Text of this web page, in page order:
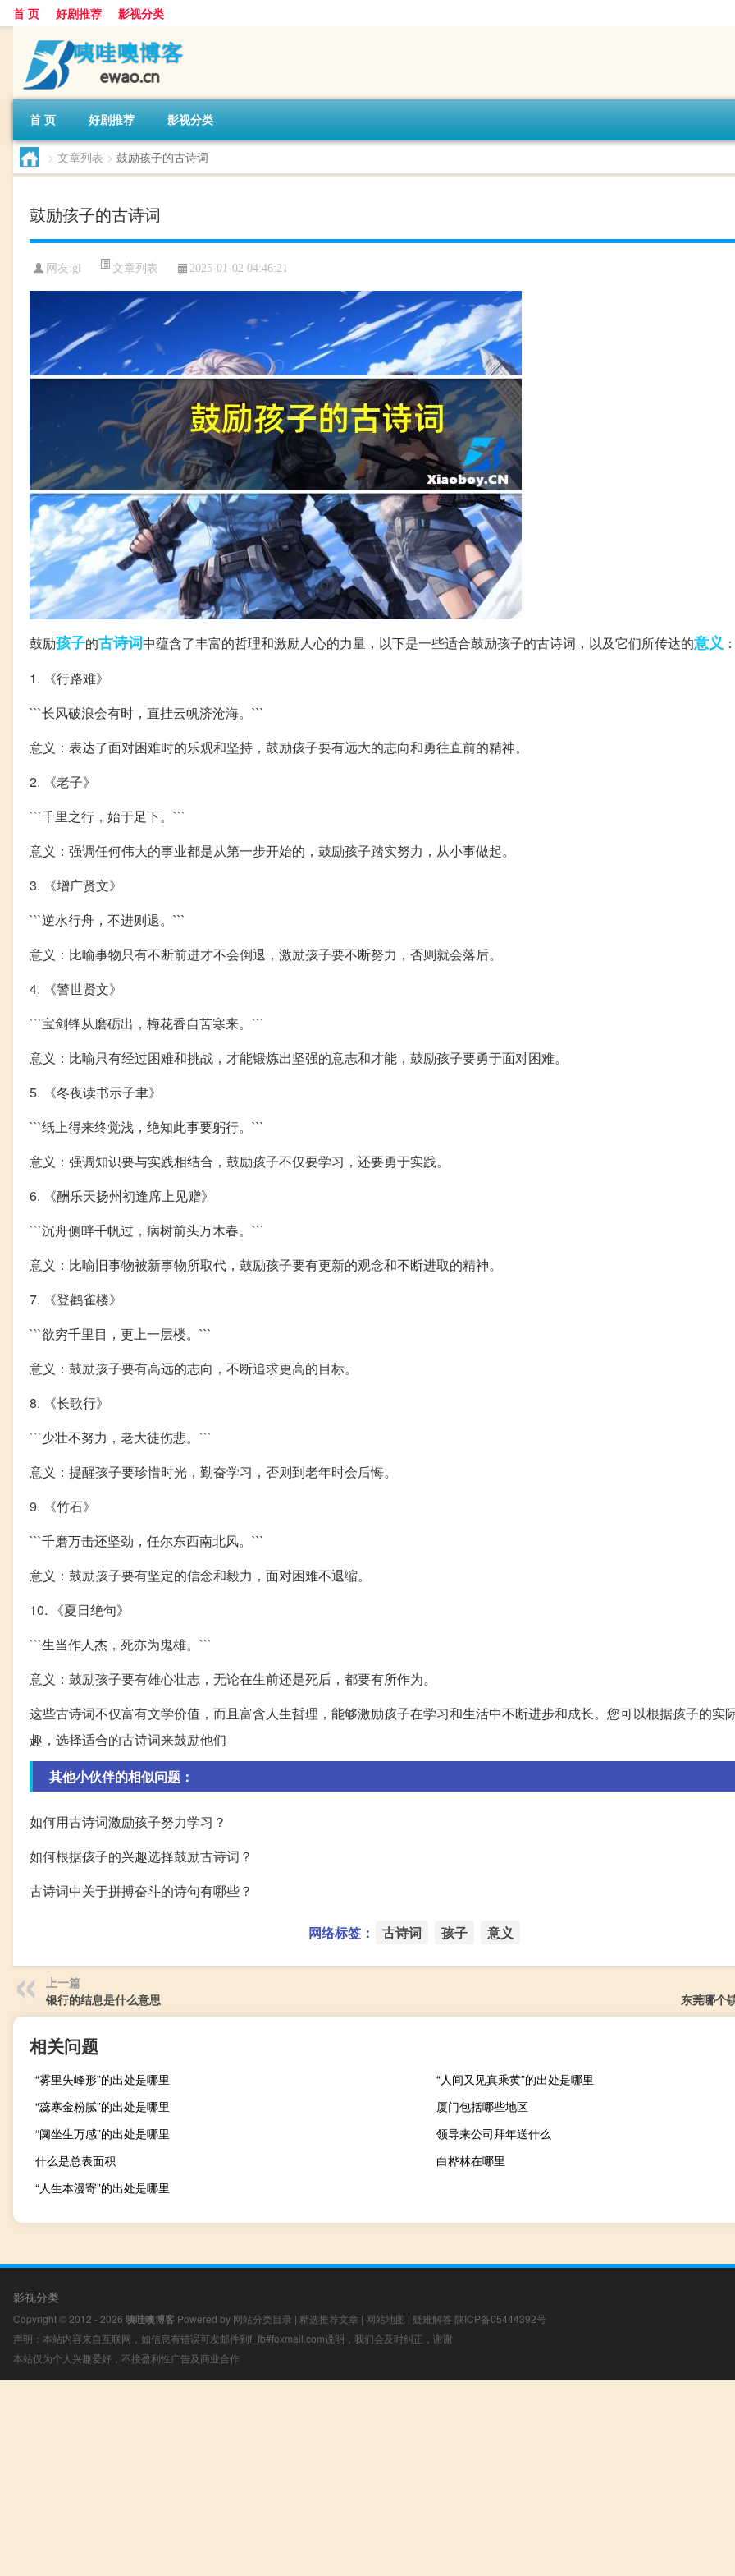
首 页 好剧推荐 影视分类
首 页 好剧推荐 影视分类
> 文章列表 > 鼓励孩子的古诗词
鼓励孩子的古诗词
网友:gl 文章列表 2025-01-02 04:46:21
鼓励孩子的古诗词中蕴含了丰富的哲理和激励人心的力量，以下是一些适合鼓励孩子的古诗词，以及它们所传达的意义
1. 《行路难》
```长风破浪会有时，直挂云帆济沧海。```
意义：表达了面对困难时的乐观和坚持，鼓励孩子要有远大的志向和勇往直前的精神。
2. 《老子》
```千里之行，始于足下。```
意义：强调任何伟大的事业都是从第一步开始的，鼓励孩子踏实努力，从小事做起。
3. 《增广贤文》
```逆水行舟，不进则退。```
意义：比喻事物只有不断前进才不会倒退，激励孩子要不断努力，否则就会落后。
4. 《警世贤文》
```宝剑锋从磨砺出，梅花香自苦寒来。```
意义：比喻只有经过困难和挑战，才能锻炼出坚强的意志和才能，鼓励孩子要勇于面对困难。
5. 《冬夜读书示子聿》
```纸上得来终觉浅，绝知此事要躬行。```
意义：强调知识要与实践相结合，鼓励孩子不仅要学习，还要勇于实践。
6. 《酬乐天扬州初逢席上见赠》
```沉舟侧畔千帆过，病树前头万木春。```
意义：比喻旧事物被新事物所取代，鼓励孩子要有更新的观念和不断进取的精神。
7. 《登鹳雀楼》
```欲穷千里目，更上一层楼。```
意义：鼓励孩子要有高远的志向，不断追求更高的目标。
8. 《长歌行》
```少壮不努力，老大徒伤悲。```
意义：提醒孩子要珍惜时光，勤奋学习，否则到老年时会后悔。
9. 《竹石》
```千磨万击还坚劲，任尔东西南北风。```
意义：鼓励孩子要有坚定的信念和毅力，面对困难不退缩。
10. 《夏日绝句》
```生当作人杰，死亦为鬼雄。```
意义：鼓励孩子要有雄心壮志，无论在生前还是死后，都要有所作为。
这些古诗词不仅富有文学价值，而且富含人生哲理，能够激励孩子在学习和生活中不断进步和成长。您可以根据孩子的实
趣，选择适合的古诗词来鼓励他们
其他小伙伴的相似问题：
如何用古诗词激励孩子努力学习？
如何根据孩子的兴趣选择鼓励古诗词？
古诗词中关于拼搏奋斗的诗句有哪些？
网络标签： 古诗词 孩子 意义
上一篇
银行的结息是什么意思
东莞哪个
相关问题
“雾里失峰形”的出处是哪里
“人间又见真乘黄”的出处是哪里
“蕊寒金粉腻”的出处是哪里
厦门包括哪些地区
“阒坐生万感”的出处是哪里
领导来公司拜年送什么
什么是总表面积
白桦林在哪里
“人生本漫寄”的出处是哪里
影视分类
Copyright © 2012 - 2026 咦哇噢博客 Powered by 网站分类目录 | 精选推荐文章 | 网站地图 | 疑难解答 陕ICP备05444392号
声明：本站内容来自互联网，如信息有错误可发邮件到f_fb#foxmail.com说明，我们会及时纠正，谢谢
本站仅为个人兴趣爱好，不接盈利性广告及商业合作